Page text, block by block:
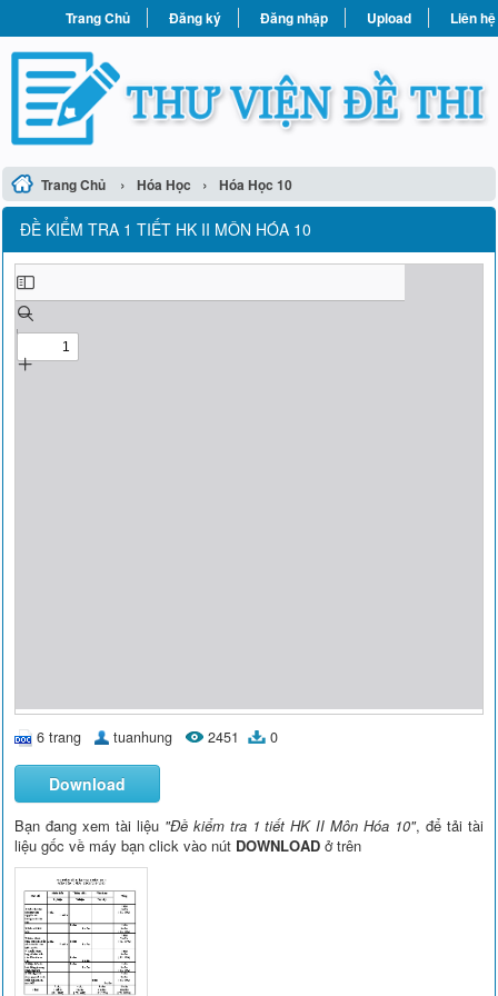
Trang Chủ Đăng ký Đăng nhập Upload Liên hệ
Trang Chủ › Hóa Học › Hóa Học 10
ĐỀ KIỂM TRA 1 TIẾT HK II MÔN HÓA 10
6 trang tuanhung 2451 0
Download
Bạn đang xem tài liệu "Đề kiểm tra 1 tiết HK II Môn Hóa 10", để tải tài
liệu gốc về máy bạn click vào nút DOWNLOAD ở trên